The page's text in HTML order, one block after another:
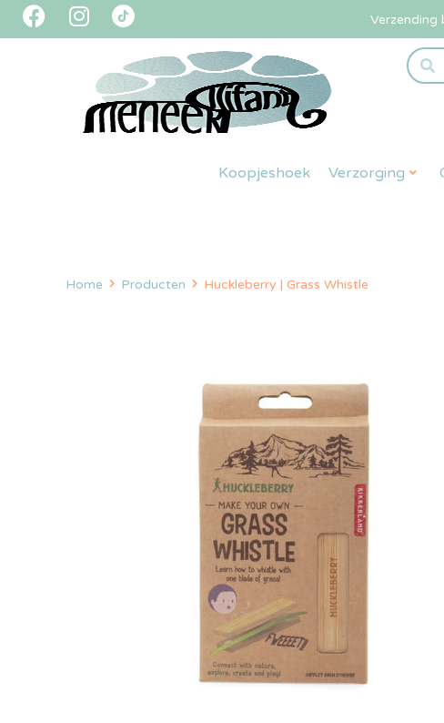
Verzending
Koopjeshoek Verzorging
Home Producten Huckleberry | Grass Whistle